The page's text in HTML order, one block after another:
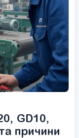
GD10,
причини